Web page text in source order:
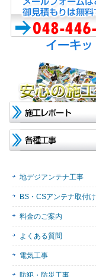
地デジアンテナ工事
BS・CSアンテナ取付け
料金のご案内
よくある質問
電気工事
防犯・防災工事